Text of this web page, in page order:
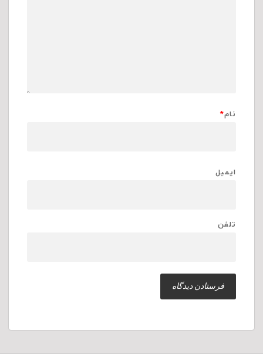
نام*
ایمیل
تلفن